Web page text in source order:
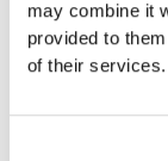
may combine it
provided to
of their services.
Image capture